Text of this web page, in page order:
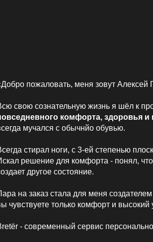
пожаловать, меня зовут Алексей
свою сознательную жизнь я шёл к
комфорта, здоровья и
мучался с обычнйо обувью.
стирал ноги, с 3-ей степенью
решение для комфорта - понял,
другое состояние.
на заказ стала для меня
чувствуете только комфорт и высокий
- современный сервис